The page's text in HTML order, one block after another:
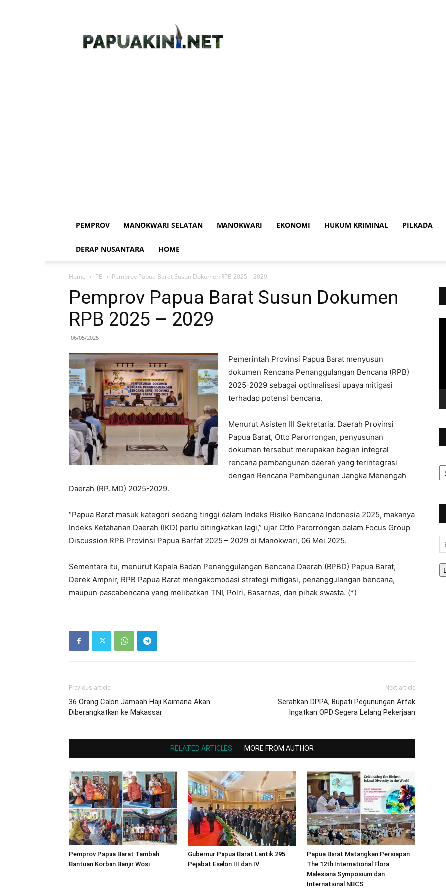
PEMPROV MANOKWARI SELATAN MANOKWARI EKONOMI HUKUM KRIMINAL PILKADA
DERAP NUSANTARA HOME
Home PB Pemprov Papua Barat Susun Dokumen RPB 2025 – 2029
Pemprov Papua Barat Susun Dokumen
RPB 2025 – 2029
06/05/2025
Pemerintah Provinsi Papua Barat menyusun
dokumen Rencana Penanggulangan Bencana (RPB)
2025-2029 sebagai optimalisasi upaya mitigasi
terhadap potensi bencana.
Menurut Asisten III Sekretariat Daerah Provinsi
Papua Barat, Otto Parorrongan, penyusunan
dokumen tersebut merupakan bagian integral
rencana pembangunan daerah yang terintegrasi
dengan Rencana Pembangunan Jangka Menengah
Daerah (RPJMD) 2025-2029.
“Papua Barat masuk kategori sedang tinggi dalam Indeks Risiko Bencana Indonesia 2025, makanya
Indeks Ketahanan Daerah (IKD) perlu ditingkatkan lagi,” ujar Otto Parorrongan dalam Focus Group
Discussion RPB Provinsi Papua Barfat 2025 – 2029 di Manokwari, 06 Mei 2025.
Sementara itu, menurut Kepala Badan Penanggulangan Bencana Daerah (BPBD) Papua Barat,
Derek Ampnir, RPB Papua Barat mengakomodasi strategi mitigasi, penanggulangan bencana,
maupun pascabencana yang melibatkan TNI, Polri, Basarnas, dan pihak swasta. (*)
Previous article
36 Orang Calon Jamaah Haji Kaimana Akan
Diberangkatkan ke Makassar
Next article
Serahkan DPPA, Bupati Pegunungan Arfak
Ingatkan OPD Segera Lelang Pekerjaan
RELATED ARTICLES MORE FROM AUTHOR
Pemprov Papua Barat Tambah
Bantuan Korban Banjir Wosi
Gubernur Papua Barat Lantik 295
Pejabat Eselon III dan IV
Papua Barat Matangkan Persiapan
The 12th International Flora
Malesiana Symposium dan
International NBCS